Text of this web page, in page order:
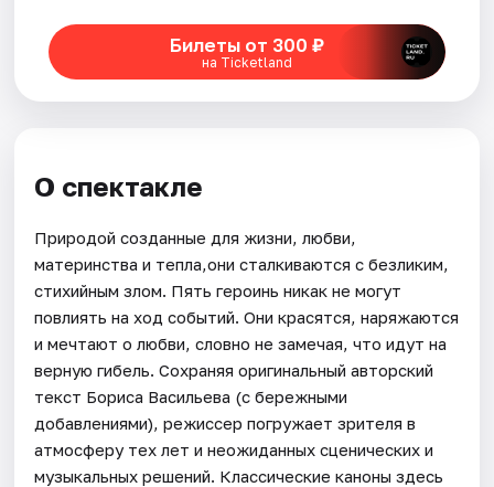
Билеты от 300 ₽
на Ticketland
О спектакле
Природой созданные для жизни, любви,
материнства и тепла,они сталкиваются с безликим,
стихийным злом. Пять героинь никак не могут
повлиять на ход событий. Они красятся, наряжаются
и мечтают о любви, словно не замечая, что идут на
верную гибель. Сохраняя оригинальный авторский
текст Бориса Васильева (с бережными
добавлениями), режиссер погружает зрителя в
атмосферу тех лет и неожиданных сценических и
музыкальных решений. Классические каноны здесь